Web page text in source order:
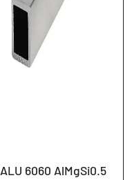
ALU 6060 AlMgSi0.5